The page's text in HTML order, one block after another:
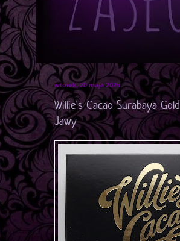
wtorek, 20 maja 2025
Willie's Cacao Surabaya
Jawy